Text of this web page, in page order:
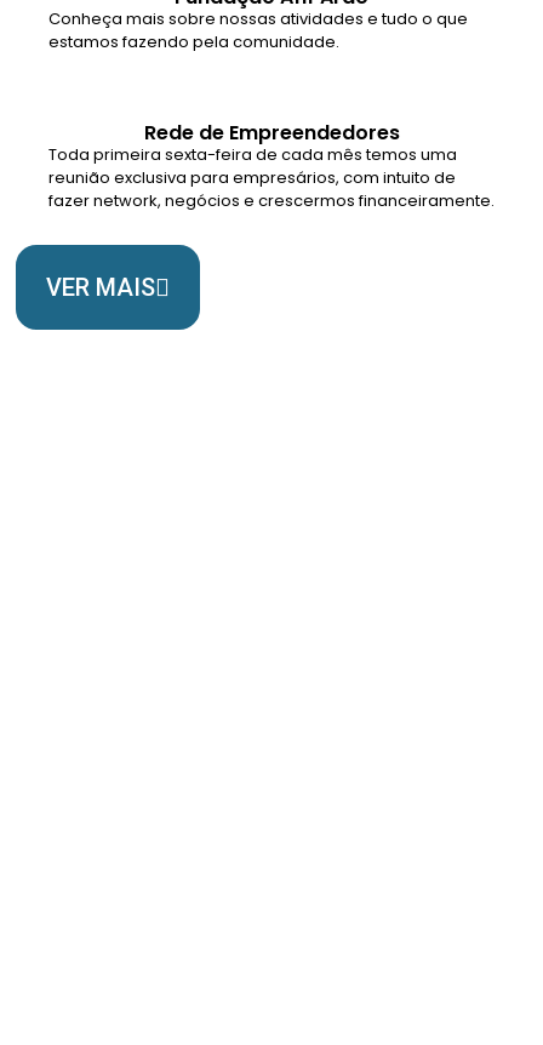
Conheça mais sobre nossas atividades e tudo o que
estamos fazendo pela comunidade.
Rede de Empreendedores
Toda primeira sexta-feira de cada mês temos uma
reunião exclusiva para empresários, com intuito de
fazer network, negócios e crescermos financeiramente.
VER MAIS